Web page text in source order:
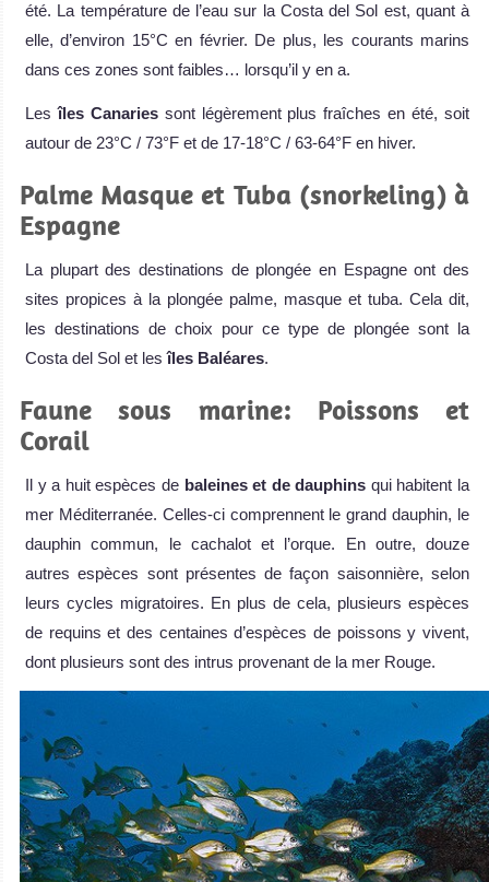
été. La température de l’eau sur la Costa del Sol est, quant à
elle, d’environ 15°C en février. De plus, les courants marins
dans ces zones sont faibles… lorsqu’il y en a.
Lesîles Canariessont légèrement plus fraîches en été, soit
autour de 23°C / 73°F et de 17-18°C / 63-64°F en hiver.
Palme Masque et Tuba (snorkeling) à
Espagne
La plupart des destinations de plongée en Espagne ont des
sites propices à la plongée palme, masque et tuba. Cela dit,
les destinations de choix pour ce type de plongée sont la
Costa del Sol et les îles Baléares.
Faune sous marine: Poissons et
Corail
Il y a huit espèces de baleines et de dauphins qui habitent la
mer Méditerranée. Celles-ci comprennent le grand dauphin, le
dauphin commun, le cachalot et l’orque. En outre, douze
autres espèces sont présentes de façon saisonnière, selon
leurs cycles migratoires. En plus de cela, plusieurs espèces
de requins et des centaines d’espèces de poissons y vivent,
dont plusieurs sont des intrus provenant de la mer Rouge.